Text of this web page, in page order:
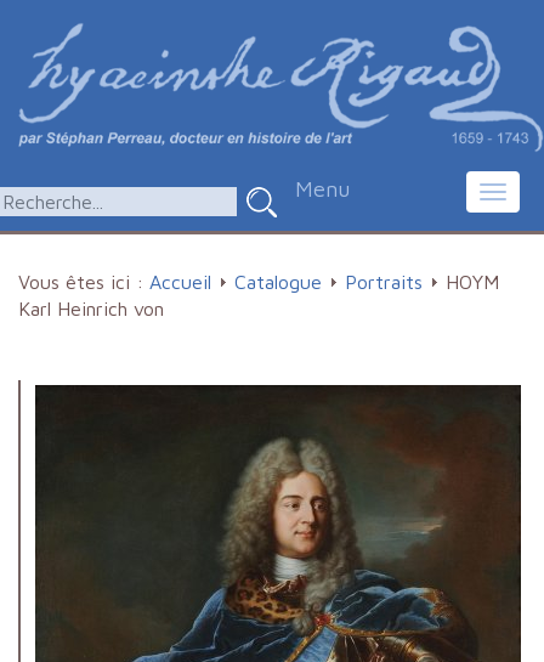
Menu
Vous êtes ici : Accueil Catalogue Portraits
HOYM
Karl Heinrich von